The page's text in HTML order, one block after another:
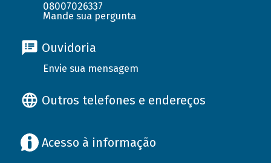
08007026337
Mande sua pergunta
Ouvidoria
Envie sua mensagem
Outros telefones e endereços
Acesso à informação